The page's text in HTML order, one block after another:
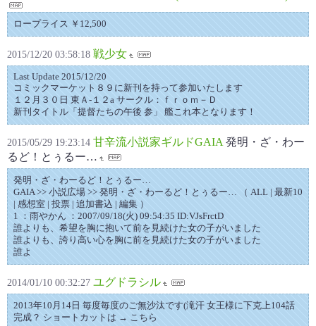
ロープライス ￥12,500
2015/12/20 03:58:18 戦少女
Last Update 2015/12/20
コミックマーケット８９に新刊を持って参加いたします
１２月３０日 東Ａ-１２a サークル：ｆｒｏｍ－Ｄ
新刊タイトル「提督たちの午後 参」 艦これ本となります！
2015/05/29 19:23:14 甘辛流小説家ギルドGAIA 発明・ざ・わー
るど！とぅるー…
発明・ざ・わーるど！とぅるー…
GAIA >> 小説広場 >> 発明・ざ・わーるど！とぅるー… （ ALL | 最新10
| 感想室 | 投票 | 追加書込 | 編集 ）
1 ：雨やかん ：2007/09/18(火) 09:54:35 ID:VJsFrctD
誰よりも、希望を胸に抱いて前を見続けた女の子がいました
誰よりも、誇り高い心を胸に前を見続けた女の子がいました
誰よ
2014/01/10 00:32:27 ユグドラシル
2013年10月14日 毎度毎度のご無沙汰です(滝汗 女王様に下克上104話
完成？ ショートカットは → こちら